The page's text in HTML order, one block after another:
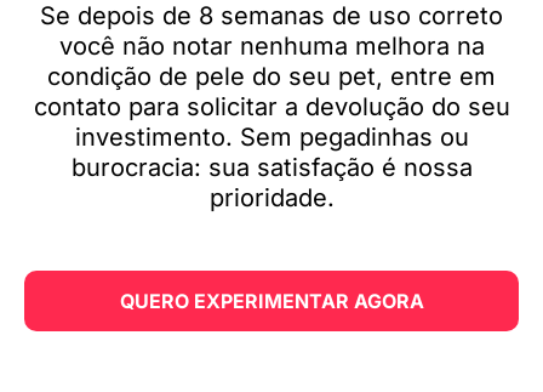
Se depois de 8 semanas de uso correto
você não notar nenhuma melhora na
condição de pele do seu pet, entre em
contato para solicitar a devolução do seu
investimento. Sem pegadinhas ou
burocracia: sua satisfação é nossa
prioridade.
QUERO EXPERIMENTAR AGORA